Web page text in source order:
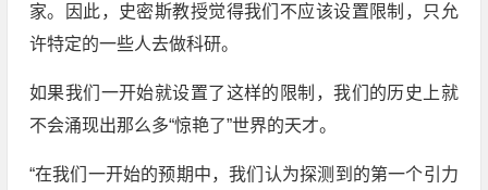
家。因此，史密斯教授觉得我们不应该设置限制，只允
许特定的一些人去做科研。
如果我们一开始就设置了这样的限制，我们的历史上就
不会涌现出那么多“惊艳了”世界的天才。
“在我们一开始的预期中，我们认为探测到的第一个引力